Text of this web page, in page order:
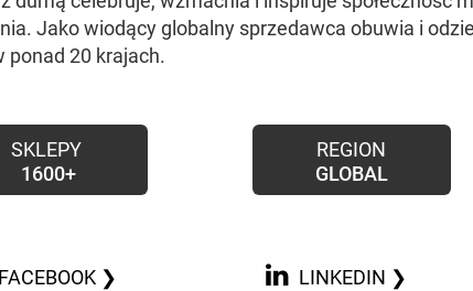
Jako wiodący globalny sprzedawca obuwia i
ponad 20 krajach.
SKLEPY
1600+
REGION
GLOBAL
FACEBOOK ❯ LINKEDIN ❯